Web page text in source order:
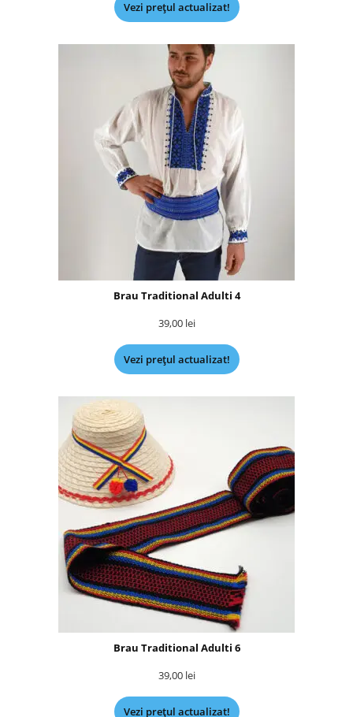
Vezi prețul actualizat!
Brau Traditional Adulti 4
39,00 lei
Vezi prețul actualizat!
Brau Traditional Adulti 6
39,00 lei
Vezi prețul actualizat!